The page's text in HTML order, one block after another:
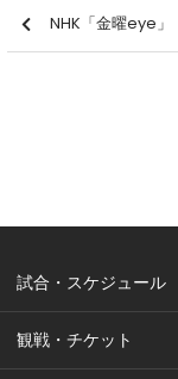
NHK「金曜eye」
試合・スケジュール
観戦・チケット